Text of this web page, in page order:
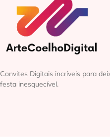
Convites Digitais incríveis para
festa inesquecível.